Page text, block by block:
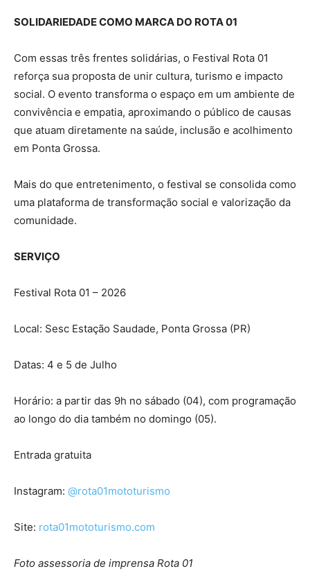
SOLIDARIEDADE COMO MARCA DO ROTA 01
Com essas três frentes solidárias, o Festival Rota 01
reforça sua proposta de unir cultura, turismo e impacto
social. O evento transforma o espaço em um ambiente de
convivência e empatia, aproximando o público de causas
que atuam diretamente na saúde, inclusão e acolhimento
em Ponta Grossa.
Mais do que entretenimento, o festival se consolida como
uma plataforma de transformação social e valorização da
comunidade.
SERVIÇO
Festival Rota 01 – 2026
Local: Sesc Estação Saudade, Ponta Grossa (PR)
Datas: 4 e 5 de Julho
Horário: a partir das 9h no sábado (04), com programação
ao longo do dia também no domingo (05).
Entrada gratuita
Instagram: @rota01mototurismo
Site: rota01mototurismo.com
Foto assessoria de imprensa Rota 01